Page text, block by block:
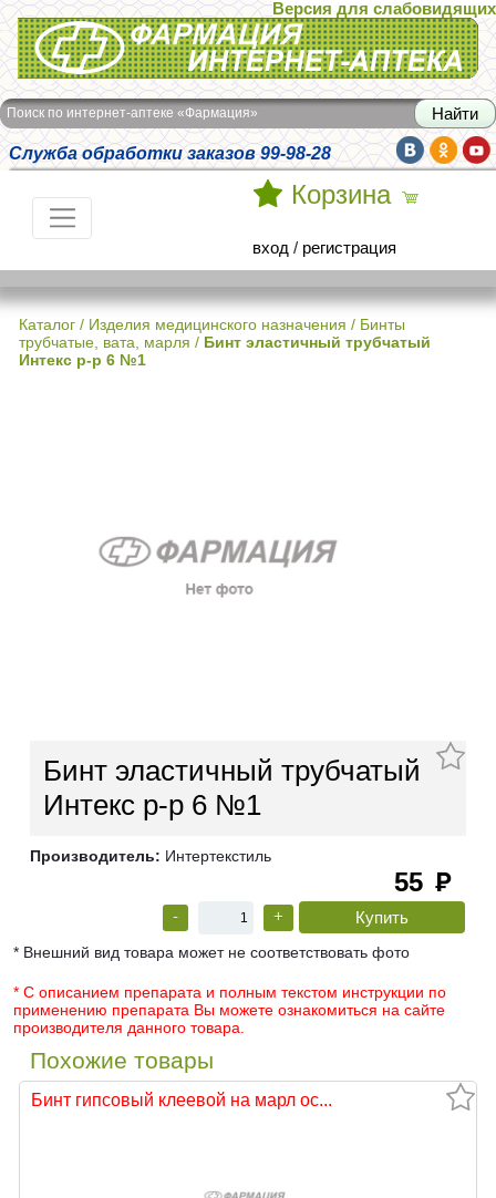
Интернет-аптека Фармация
Версия для слабовидящих
Поиск по интернет-аптеке «Фармация»
Служба обработки заказов 99-98-28
Корзина
вход / регистрация
Каталог / Изделия медицинского назначения / Бинты
трубчатые, вата, марля / Бинт эластичный трубчатый
Интекс р-р 6 №1
Бинт эластичный трубчатый
Интекс р-р 6 №1
Производитель: Интертекстиль
55 руб
- +
* Внешний вид товара может не соответствовать фото
* С описанием препарата и полным текстом инструкции по
применению препарата Вы можете ознакомиться на сайте
производителя данного товара.
Похожие товары
Бинт гипсовый клеевой на марл ос...